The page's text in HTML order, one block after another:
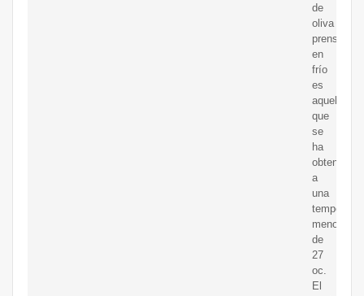
de
oliva
prensado
en
frío
es
aquel
que
se
ha
obtenido
a
una
menor
de
27
oc.
El